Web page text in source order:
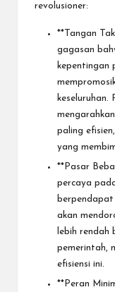
revolusioner:
**Tangan
gagasan
kepentingan
keseluruhan.
paling
yang
**Pasar
percaya
akan
lebih rendah
pemerintah,
efisiensi ini.
**Peran